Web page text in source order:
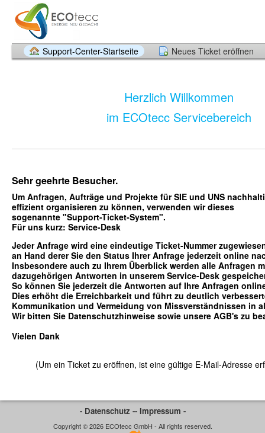
Support-Center-Startseite Neues Ticket eröffnen
Herzlich Willkommen
im ECOtecc Servicebereich
Sehr geehrte Besucher.
Um Anfragen, Aufträge und Projekte für SIE und UNS
effizient organisieren zu können, verwenden wir dieses
sogenannte "Support-Ticket-System".
Für uns kurz: Service-Desk
Jeder Anfrage wird eine eindeutige Ticket-Nummer
an Hand derer Sie den Status Ihrer Anfrage jederzeit online
Insbesondere auch zu Ihrem Überblick werden alle Anfragen
dazugehörigen Antworten in unserem Service-Desk
So können Sie jederzeit die Antworten auf Ihre Anfragen
Dies erhöht die Erreichbarkeit und führt zu deutlich
Kommunikation und Vermeidung von Missverständnissen in
Wir bitten Sie Datenschutzhinweise sowie unsere AGB's zu
Vielen Dank
(Um ein Ticket zu eröffnen, ist eine gültige E-Mail-Adresse
- Datenschutz -- Impressum -
Copyright © 2026 ECOtecc GmbH - All rights reserved.